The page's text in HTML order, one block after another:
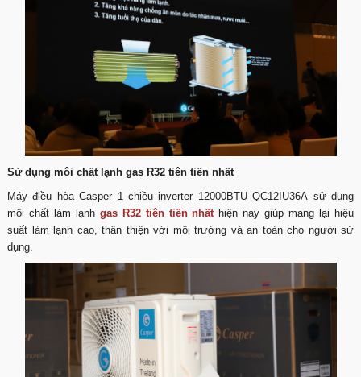
Sử dụng môi chất lạnh gas R32 tiên tiến nhất
Máy điều hòa Casper 1 chiều inverter 12000BTU QC12IU36A sử dụng
môi chất làm lạnh gas R32 tiên tiến nhất hiện nay giúp mang lại hiệu
suất làm lạnh cao, thân thiện với môi trường và an toàn cho người sử
dụng.